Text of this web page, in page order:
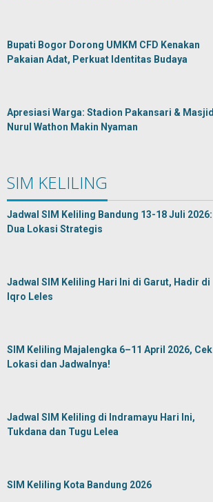
Bupati Bogor Dorong UMKM CFD Kenakan
Pakaian Adat, Perkuat Identitas Budaya
Apresiasi Warga: Stadion Pakansari & Masjid
Nurul Wathon Makin Nyaman
SIM KELILING
Jadwal SIM Keliling Bandung 13-18 Juli 2026:
Dua Lokasi Strategis
Jadwal SIM Keliling Hari Ini di Garut, Hadir di
Iqro Leles
SIM Keliling Majalengka 6–11 April 2026, Cek
Lokasi dan Jadwalnya!
Jadwal SIM Keliling di Indramayu Hari Ini,
Tukdana dan Tugu Lelea
SIM Keliling Kota Bandung 2026